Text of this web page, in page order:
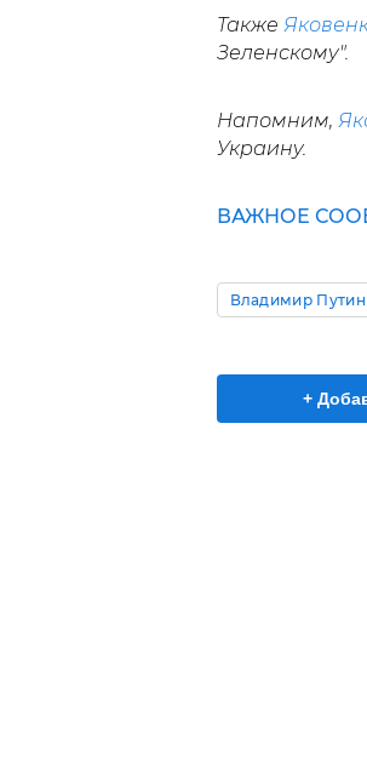
Также
Зеленскому".
Напомним,
Украину.
ВАЖНОЕ
Владимир Путин
+